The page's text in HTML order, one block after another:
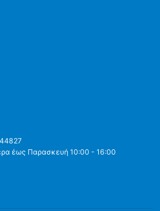
έως Παρασκευή 10:00 - 16:00